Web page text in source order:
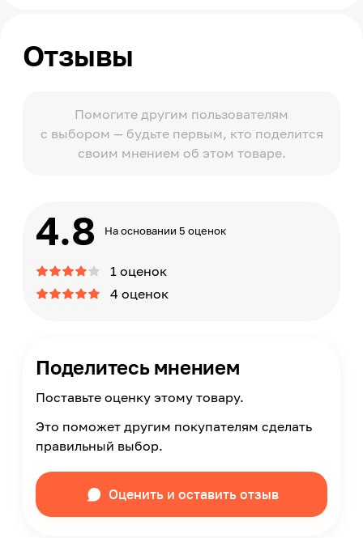
Отзывы
Помогите другим пользователям
с выбором — будьте первым, кто поделится
своим мнением об этом товаре.
4.8 На основании 5 оценок
1 оценок
4 оценок
Поделитесь мнением
Поставьте оценку этому товару.
Это поможет другим покупателям сделать
правильный выбор.
Оценить и оставить отзыв